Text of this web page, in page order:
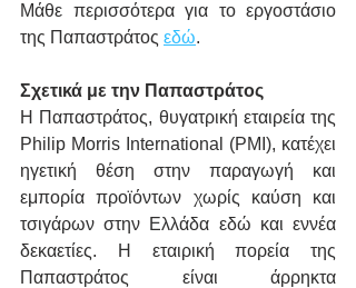
Μάθε περισσότερα για το εργοστάσιο
της Παπαστράτος εδώ.
Σχετικά με την Παπαστράτος
H Παπαστράτος, θυγατρική εταιρεία της
Philip Morris International (PMI), κατέχει
ηγετική θέση στην παραγωγή και
εμπορία προϊόντων χωρίς καύση και
τσιγάρων στην Ελλάδα εδώ και εννέα
δεκαετίες. Η εταιρική πορεία της
Παπαστράτος είναι άρρηκτα